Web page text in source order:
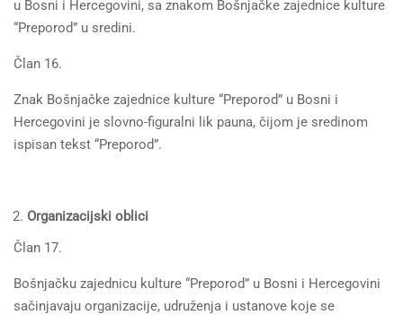
u Bosni i Hercegovini, sa znakom Bošnjačke zajednice kulture
“Preporod” u sredini.
Član 16.
Znak Bošnjačke zajednice kulture “Preporod” u Bosni i
Hercegovini je slovno-figuralni lik pauna, čijom je sredinom
ispisan tekst “Preporod”.
Organizacijski oblici
Član 17.
Bošnjačku zajednicu kulture “Preporod” u Bosni i Hercegovini
sačinjavaju organizacije, udruženja i ustanove koje se